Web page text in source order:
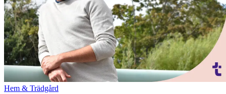
Hem & Trädgård